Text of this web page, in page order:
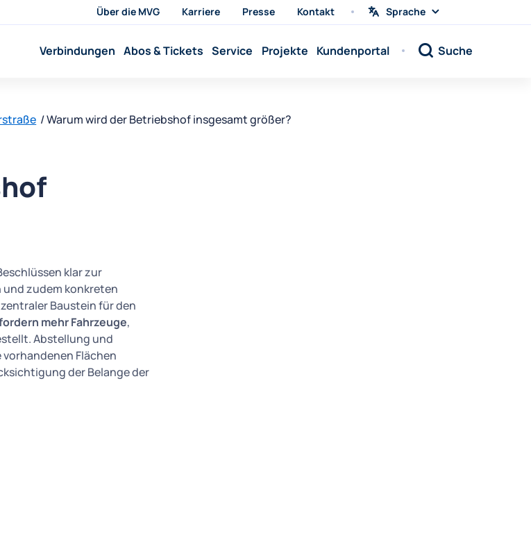
Über die MVG Karriere Presse Kontakt
Sprache
Sprache
Verbindungen Abos & Tickets Service Projekte Kundenportal Suche
Warum wird der Betriebshof insgesamt größer?
klar zur
zudem konkreten
Baustein für den
mehr Fahrzeuge,
Abstellung und
Flächen
der Belange der